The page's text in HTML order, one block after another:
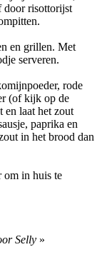
door risottorijst
en grillen. Met
serveren.
rode
(of kijk op de
en laat het zout
paprika en
in het brood dan
om in huis te
Selly »